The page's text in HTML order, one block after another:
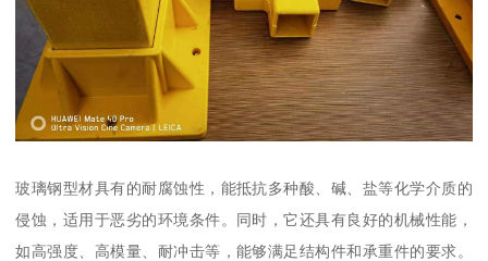
玻璃钢型材具有的耐腐蚀性，能抵抗多种酸、碱、盐等化学介质的
侵蚀，适用于恶劣的环境条件。同时，它还具有良好的机械性能，
如高强度、高模量、耐冲击等，能够满足结构件和承重件的要求。